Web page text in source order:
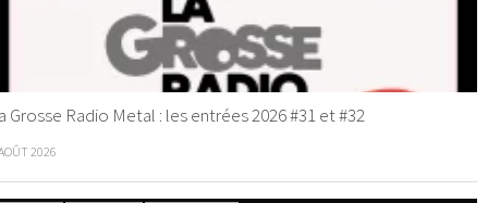
Grosse Radio Metal : les entrées 2026 #31 et #32
2026